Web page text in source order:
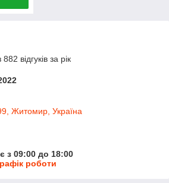
відгуків за рік
Житомир, Україна
з 09:00 до 18:00
роботи